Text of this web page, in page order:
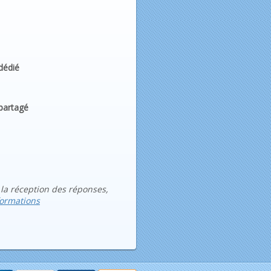
réception des réponses,